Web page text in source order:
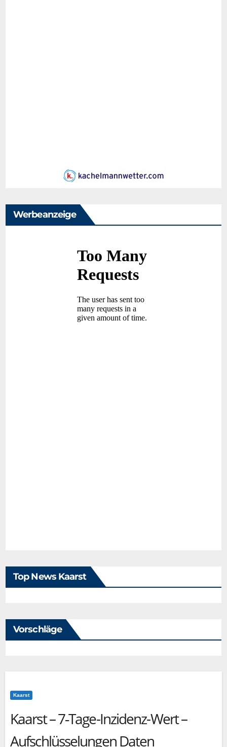
Werbeanzeige
Top News Kaarst
Vorschläge
Kaarst
Kaarst – 7‑Tage-Inzidenz-Wert –
Aufschlüsselungen Daten